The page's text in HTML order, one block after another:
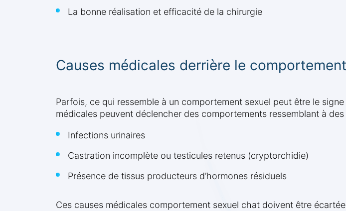
La bonne réalisation et efficacité de la chirurgie
Causes médicales derrière le
Parfois, ce qui ressemble à un comportement sexuel peut être le
médicales peuvent déclencher des comportements ressemblant à
Infections urinaires
Castration incomplète ou testicules retenus (cryptorchidie)
Présence de tissus producteurs d’hormones résiduels
Ces causes médicales comportement sexuel chat doivent être